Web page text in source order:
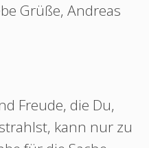
Grüße, Andreas
Freude, die Du,
kann nur zu